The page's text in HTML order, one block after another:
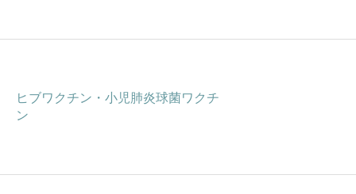
ヒブワクチン・小児肺炎球菌ワクチ
ン